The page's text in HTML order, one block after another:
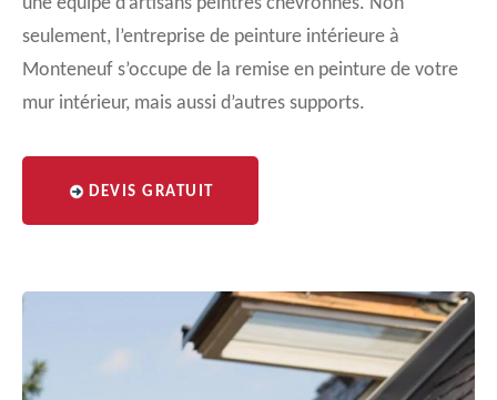
seulement, l’entreprise de peinture intérieure à
Monteneuf s’occupe de la remise en peinture de votre
mur intérieur, mais aussi d’autres supports.
DEVIS GRATUIT